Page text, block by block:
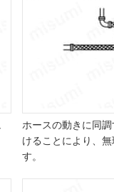
ホースの動きに同
けることにより、
す。